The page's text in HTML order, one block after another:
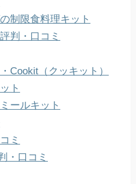
制限食料理キット
判・口コミ
Cookit（クッキット）
ト
ールキット
ミ
・口コミ